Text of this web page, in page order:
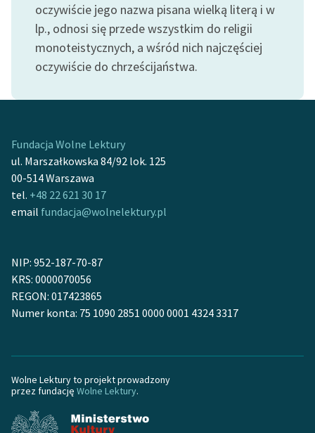
oczywiście jego nazwa pisana wielką literą i w
lp., odnosi się przede wszystkim do religii
monoteistycznych, a wśród nich najczęściej
oczywiście do chrześcijaństwa.
Fundacja Wolne Lektury
ul. Marszałkowska 84/92 lok. 125
00-514 Warszawa
tel. +48 22 621 30 17
email fundacja@wolnelektury.pl
NIP: 952-187-70-87
KRS: 0000070056
REGON: 017423865
Numer konta: 75 1090 2851 0000 0001 4324 3317
Wolne Lektury to projekt prowadzony
przez fundację Wolne Lektury.